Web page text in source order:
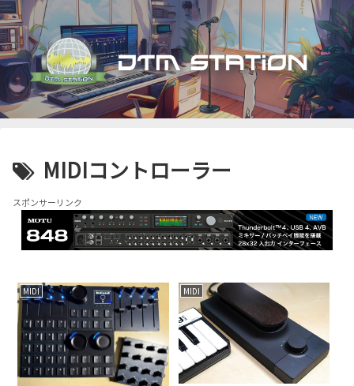
MIDIコントローラー
スポンサーリンク
MIDI MIDI